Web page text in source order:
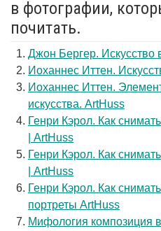
в фотографии,
почитать.
Джон Бергер. Искусство
Иоханнес Иттен.
Иоханнес Иттен.
искусства. ArtHuss
Генри Кэрол. Как
| ArtHuss
Генри Кэрол. Как
| ArtHuss
Генри Кэрол. Как
портреты ArtHuss
Мифология композиция